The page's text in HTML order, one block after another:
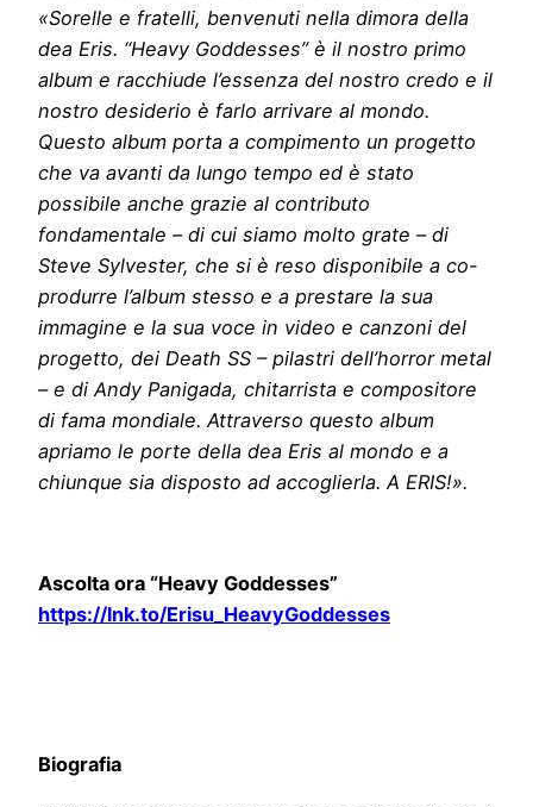
«Sorelle e fratelli, benvenuti nella dimora della
dea Eris. “Heavy Goddesses” è il nostro primo
album e racchiude l’essenza del nostro credo e il
nostro desiderio è farlo arrivare al mondo.
Questo album porta a compimento un progetto
che va avanti da lungo tempo ed è stato
possibile anche grazie al contributo
fondamentale – di cui siamo molto grate – di
Steve Sylvester, che si è reso disponibile a co-
produrre l’album stesso e a prestare la sua
immagine e la sua voce in video e canzoni del
progetto, dei Death SS – pilastri dell’horror metal
– e di Andy Panigada, chitarrista e compositore
di fama mondiale. Attraverso questo album
apriamo le porte della dea Eris al mondo e a
chiunque sia disposto ad accoglierla. A ERIS!».
Ascolta ora “Heavy Goddesses”
https://lnk.to/Erisu_HeavyGoddesses
Biografia